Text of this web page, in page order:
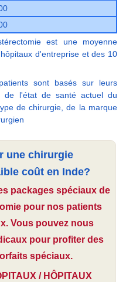
est une moyenne
d'entreprise et des 10
sont basés sur leurs
de l'état de santé actuel du
de chirurgie, de la marque
une chirurgie
coût en Inde?
packages spéciaux de
pour nos patients
Vous pouvez nous
pour profiter des
spéciaux.
/ HÔPITAUX